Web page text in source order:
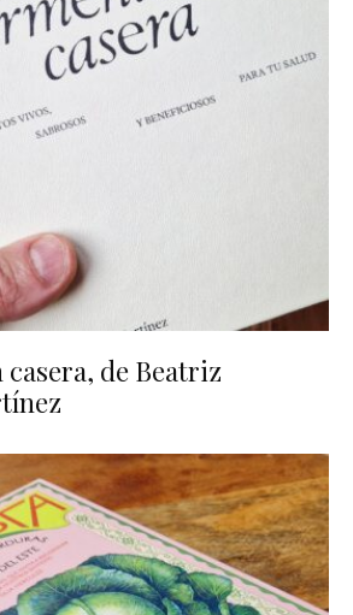
de Beatriz